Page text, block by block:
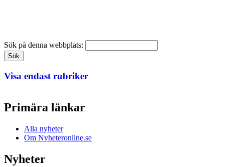
Sök på denna webbplats:
Visa endast rubriker
Primära länkar
Alla nyheter
Om Nyheteronline.se
Nyheter